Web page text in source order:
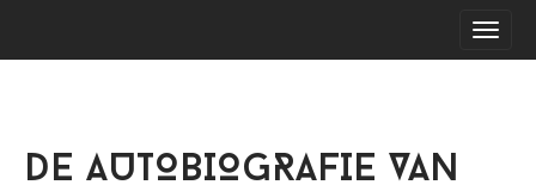
i
DE AUTOBIOGRAFIE VAN